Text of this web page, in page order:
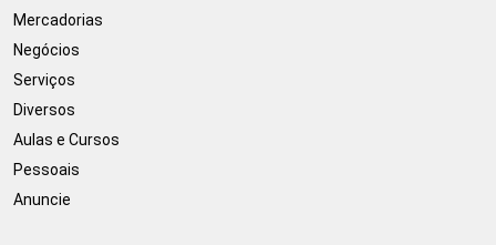
Mercadorias
Negócios
Serviços
Diversos
Aulas e Cursos
Pessoais
Anuncie